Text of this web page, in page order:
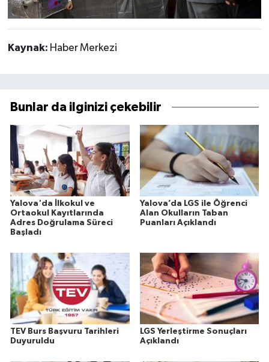
Kaynak: Haber Merkezi
Bunlar da ilginizi çekebilir
Yalova'da İlkokul ve
Ortaokul Kayıtlarında
Adres Doğrulama Süreci
Başladı
Yalova’da LGS ile Öğrenci
Alan Okulların Taban
Puanları Açıklandı
TEV Burs Başvuru Tarihleri
Duyuruldu
LGS Yerleştirme Sonuçları
Açıklandı